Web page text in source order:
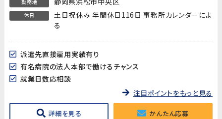
勤務地
休日
土日祝休み 年間休日116日 事務所カレンダーによ
る
派遣先直接雇用実績有り
有名病院の法人本部で働けるチャンス
就業日数応相談
注目ポイントをもっと見る
詳細を見る かんたん応募